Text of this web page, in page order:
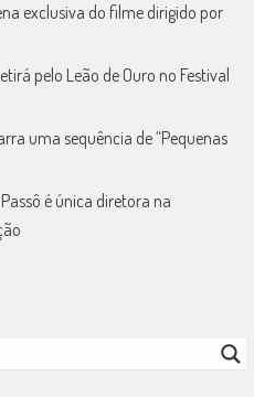
exclusiva do filme dirigido por
pelo Leão de Ouro no Festival
uma sequência de “Pequenas
é única diretora na